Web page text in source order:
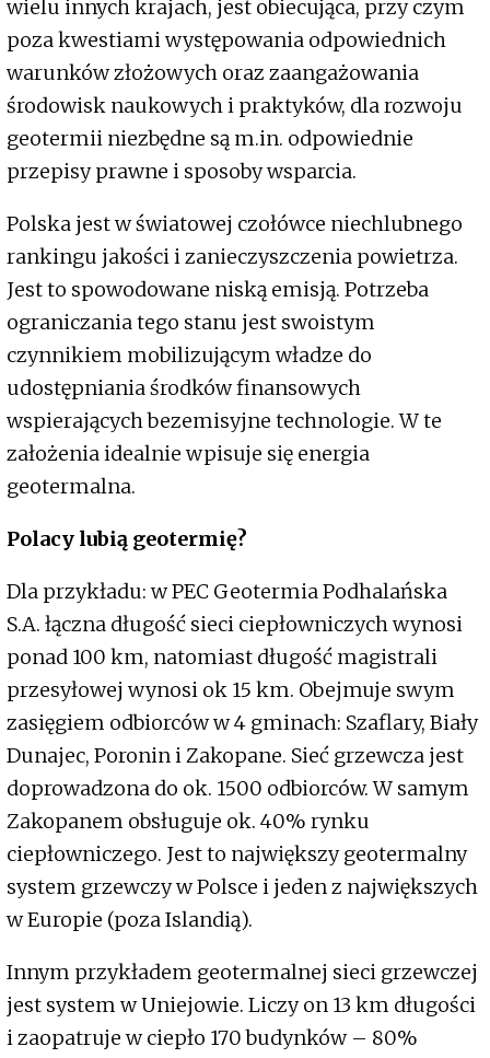
wielu innych krajach, jest obiecująca, przy czym
poza kwestiami występowania odpowiednich
warunków złożowych oraz zaangażowania
środowisk naukowych i praktyków, dla rozwoju
geotermii niezbędne są m.in. odpowiednie
przepisy prawne i sposoby wsparcia.
Polska jest w światowej czołówce niechlubnego
rankingu jakości i zanieczyszczenia powietrza.
Jest to spowodowane niską emisją. Potrzeba
ograniczania tego stanu jest swoistym
czynnikiem mobilizującym władze do
udostępniania środków finansowych
wspierających bezemisyjne technologie. W te
założenia idealnie wpisuje się energia
geotermalna.
Polacy lubią geotermię?
Dla przykładu: w PEC Geotermia Podhalańska
S.A. łączna długość sieci ciepłowniczych wynosi
ponad 100 km, natomiast długość magistrali
przesyłowej wynosi ok 15 km. Obejmuje swym
zasięgiem odbiorców w 4 gminach: Szaflary, Biały
Dunajec, Poronin i Zakopane. Sieć grzewcza jest
doprowadzona do ok. 1500 odbiorców. W samym
Zakopanem obsługuje ok. 40% rynku
ciepłowniczego. Jest to największy geotermalny
system grzewczy w Polsce i jeden z największych
w Europie (poza Islandią).
Innym przykładem geotermalnej sieci grzewczej
jest system w Uniejowie. Liczy on 13 km długości
i zaopatruje w ciepło 170 budynków – 80%